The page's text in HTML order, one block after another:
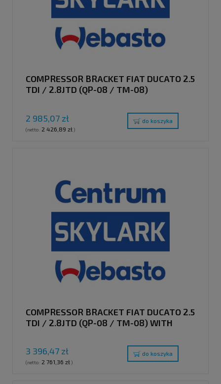
COMPRESSOR BRACKET FIAT DUCATO 2.5
TDI / 2.8JTD (QP-08 / TM-08)
2 985,07 zł
(netto: 2 426,89 zł)
do koszyka
COMPRESSOR BRACKET FIAT DUCATO 2.5
TDI / 2.8JTD (QP-08 / TM-08) WITH
3 396,47 zł
(netto: 2 761,36 zł)
do koszyka